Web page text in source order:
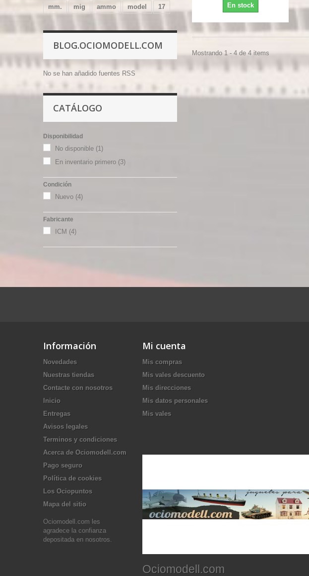
mm.
mig ammo model 17
BLOG.OCIOMODELL.COM
No se han añadido fuentes RSS
CATÁLOGO
Disponibilidad
No disponible (1)
En inventario primero (3)
Condición
Nuevo (4)
Fabricante
ICM (4)
En stock
Mostrando 1 - 4 de 4 items
Información
Novedades
Nuestras tiendas
Contacte con nosotros
Inicio
Entregas
Avisos legales
Terminos y condiciones
Acerca de Ociomodell.com
Pago seguro
Política de cookies
Los Ociopuntos
Mapa del sitio
Ociomodell.com les
agradece la confianza
depositada en nosotros.
Mi cuenta
Mis compras
Mis vales descuento
Mis direcciones
Mis datos personales
Mis vales
Ociomodell.com